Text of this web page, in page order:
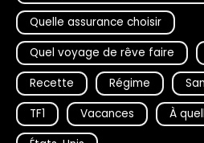
Quelle assurance choisir
Quel voyage de rêve faire
Recette
Régime
TF1
Vacances
À